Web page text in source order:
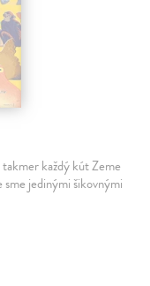
každý kút Zeme
sme jedinými šikovnými